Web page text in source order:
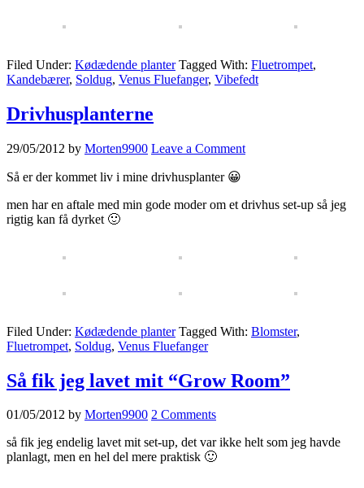
Filed Under: Kødædende planter Tagged With: Fluetrompet,
Kandebærer, Soldug, Venus Fluefanger, Vibefedt
Drivhusplanterne
29/05/2012 by Morten9900 Leave a Comment
Så er der kommet liv i mine drivhusplanter 😀
men har en aftale med min gode moder om et drivhus set-up så jeg
rigtig kan få dyrket 🙂
Filed Under: Kødædende planter Tagged With: Blomster,
Fluetrompet, Soldug, Venus Fluefanger
Så fik jeg lavet mit “Grow Room”
01/05/2012 by Morten9900 2 Comments
så fik jeg endelig lavet mit set-up, det var ikke helt som jeg havde
planlagt, men en hel del mere praktisk 🙂